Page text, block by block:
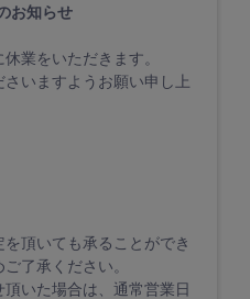
お知らせ
業をいただきます。
いますようお願い申し上
頂いても承ることができ
了承ください。
いた場合は、通常営業日